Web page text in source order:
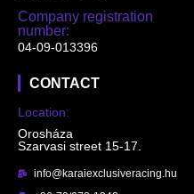
Company registration
number:
04-09-013396
CONTACT
Location:
Orosháza
Szarvasi street 15-17.
info@karaiexclusiveracing.hu